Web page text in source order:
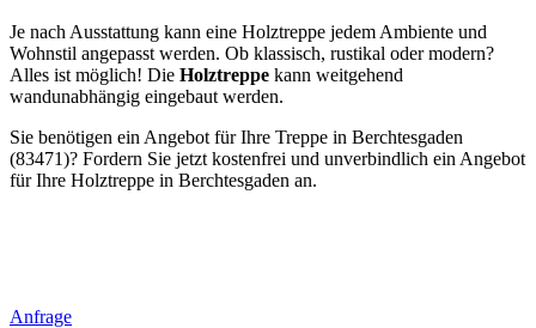
Je nach Ausstattung kann eine Holztreppe jedem Ambiente und
Wohnstil angepasst werden. Ob klassisch, rustikal oder modern?
Alles ist möglich! Die Holztreppe kann weitgehend
wandunabhängig eingebaut werden.
Sie benötigen ein Angebot für Ihre Treppe in Berchtesgaden
(83471)? Fordern Sie jetzt kostenfrei und unverbindlich ein Angebot
für Ihre Holztreppe in Berchtesgaden an.
Anfrage